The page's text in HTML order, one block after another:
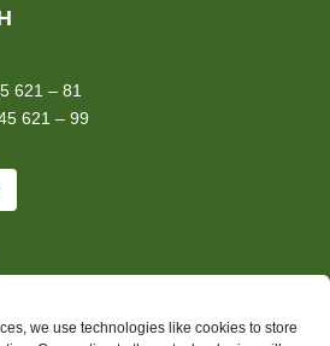
we use technologies like cookies to store
621 – 81
621 – 99